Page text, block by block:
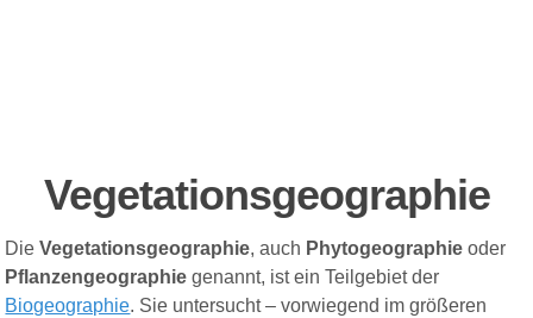
Vegetationsgeographie
DieVegetationsgeographie, auch Phytogeographie oder
Pflanzengeographie genannt, ist ein Teilgebiet der
Biogeographie. Sie untersucht – vorwiegend im größeren